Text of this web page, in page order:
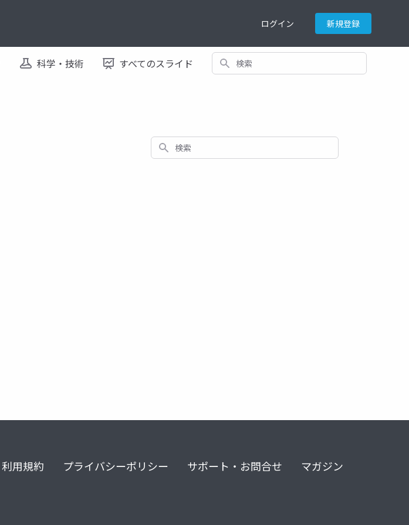
ログイン 新規登録
科学・技術 すべてのスライド 検索
検索
利用規約 プライバシーポリシー サポート・お問合せ マガジン